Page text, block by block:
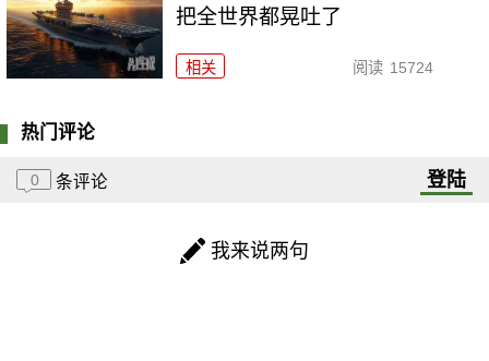
把全世界都晃吐了
相关 阅读 15724
热门评论
0 条评论 登陆
我来说两句